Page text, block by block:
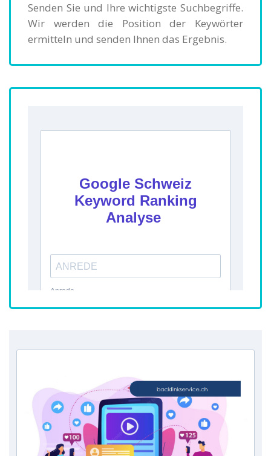
Senden Sie und Ihre wichtigste Suchbegriffe.
Wir werden die Position der Keywörter
ermitteln und senden Ihnen das Ergebnis.